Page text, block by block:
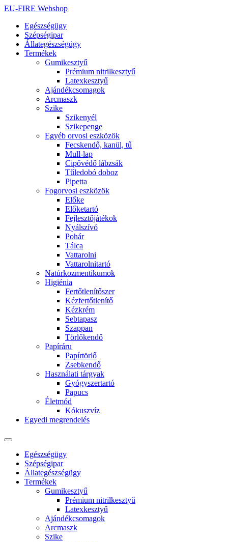
Ugrás
tartalomhoz
EU-FIRE Webshop
Egészségügy
Szépségipar
Állategészségügy
Termékek
Gumikesztyű
Prémium nitrilkesztyű
Latexkesztyű
Ajándékcsomagok
Arcmaszk
Szike
Szikenyél
Szikepenge
Egyéb orvosi eszközök
Fecskendő, kanül, tű
Mull-lap
Cipővédő lábzsák
Tűledobó doboz
Pipetta
Fogorvosi eszközök
Előke
Előketartó
Fejlesztőjátékok
Nyálszívó
Pohár
Tálca
Vattarolni
Vattarolnitartó
Natúrkozmentikumok
Higiénia
Fertőtlenítőszer
Kézfertőtlenítő
Kézkrém
Sebtapasz
Szappan
Törlőkendő
Papíráru
Papírtörlő
Zsebkendő
Használati tárgyak
Gyógyszertartó
Papucs
Életmód
Kókuszvíz
Egyedi megrendelés
Egészségügy
Szépségipar
Állategészségügy
Termékek
Gumikesztyű
Prémium nitrilkesztyű
Latexkesztyű
Ajándékcsomagok
Arcmaszk
Szike